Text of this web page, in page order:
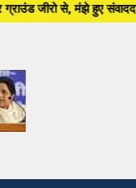
से, मंझे हुए